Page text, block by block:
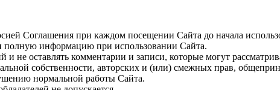
Соглашения при каждом посещении Сайта до начала
и полную информацию при использовании Сайта.
и не оставлять комментарии и записи, которые могут
собственности, авторских и (или) смежных прав,
нормальной работы Сайта.